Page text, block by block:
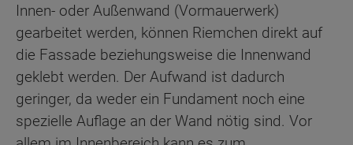
Innen- oder Außenwand (Vormauerwerk)
gearbeitet werden, können Riemchen direkt auf
die Fassade beziehungsweise die Innenwand
geklebt werden. Der Aufwand ist dadurch
geringer, da weder ein Fundament noch eine
spezielle Auflage an der Wand nötig sind. Vor